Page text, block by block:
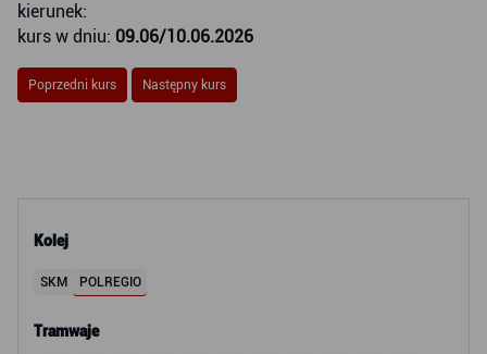
Kolej
SKM POLREGIO
Tramwaje
kierunek:
kurs w dniu: 09.06/10.06.2026
Poprzedni kurs Następny kurs